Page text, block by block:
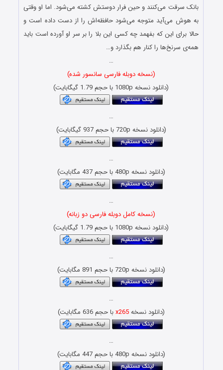
بانک سرقت می‌کنند و حین فرار دوستش کشته می‌شود. اما او وقتی
به هوش می‌آید متوجه می‌شود حافظه‌اش را از دست داده است و
حالا برای این که بفهمد چه کسی این بلا را بر سر او آورده است باید
همه‌ی سرنخ‌ها را کنار هم بگذارد و…
…
(نسخه دوبله فارسی سانسور شده)
(دانلود نسخه 1080p با حجم 1.79 گیگابایت)
…
(دانلود نسخه 720p با حجم 937 گیگابایت)
…
(دانلود نسخه 480p با حجم 437 مگابایت)
…
(نسخه کامل دوبله فارسی دو زبانه)
(دانلود نسخه 1080p با حجم 1.79 گیگابایت)
…
(دانلود نسخه 720p با حجم 891 مگابایت)
…
(دانلود نسخهx265با حجم 636 مگابایت)
…
(دانلود نسخه 480p با حجم 447 مگابایت)